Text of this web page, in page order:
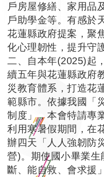
戶房屋修繕、家用品
戶助學金等。有感於
花蓮縣政府提案，聚
化心理韌性，提升守
二、自本年(2025)起
續五年與花蓮縣政府
災教育體系，打造花
範縣市。依據我國「
制度」，本會特請專
利用寒暑假期間，在
辦四天「人人強韌防
營)。期使國小畢業生
斷、能自救、會求援